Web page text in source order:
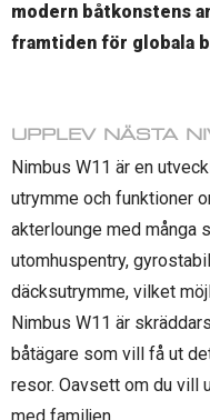
modern båtkonstens
framtiden för globala
UPPLEV NÄSTA
Nimbus W11 är en
utrymme och funktioner
akterlounge med många
utomhuspentry,
däcksutrymme, vilket
Nimbus W11 är
båtägare som vill få ut
resor. Oavsett om du vill